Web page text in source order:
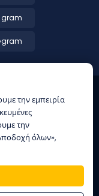
1114 | Παιξε
την εμπειρία
την
όλων»,